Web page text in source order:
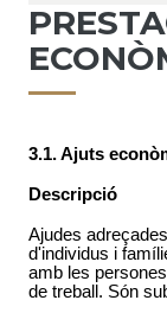
3.1. Ajuts
Descripció
Ajudes
d'individus i
amb les
de treball. Són